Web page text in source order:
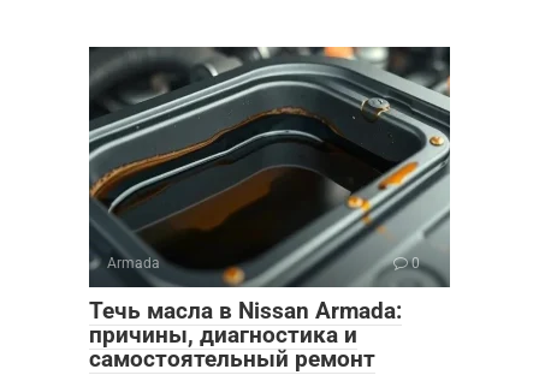
Armada 0
Течь масла в Nissan Armada:
причины, диагностика и
самостоятельный ремонт